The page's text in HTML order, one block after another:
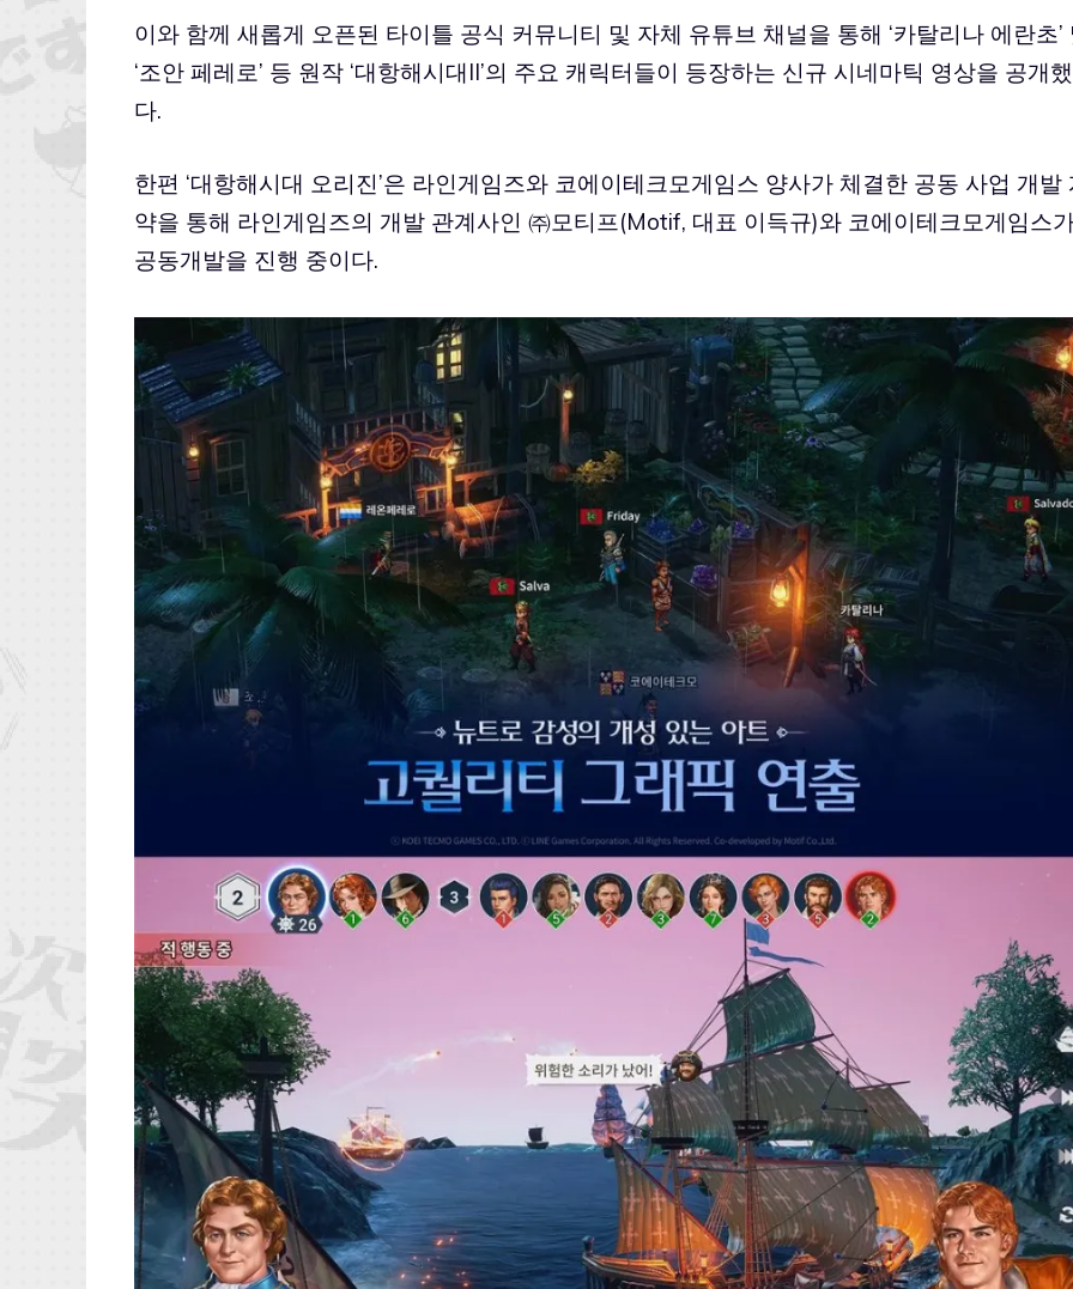
이와 함께 새롭게 오픈된 타이틀 공식 커뮤니티 및 자체 유튜브 채널을 통해 ‘카탈리나 에란초’
‘조안 페레로’ 등 원작 ‘대항해시대II’의 주요 캐릭터들이 등장하는 신규 시네마틱 영상을 공개했
다.
한편 ‘대항해시대 오리진’은 라인게임즈와 코에이테크모게임스 양사가 체결한 공동 사업 개발
약을 통해 라인게임즈의 개발 관계사인 ㈜모티프(Motif, 대표 이득규)와 코에이테크모게임스
공동개발을 진행 중이다.